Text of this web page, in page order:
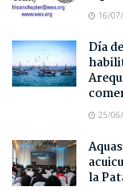
16/
Día
25/
la